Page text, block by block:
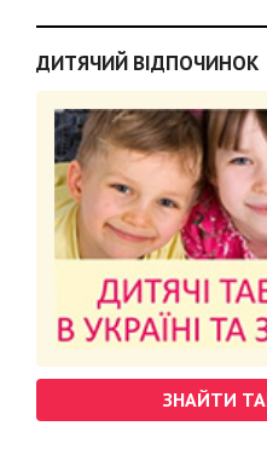
ДИТЯЧИЙ ВІДПОЧИНОК
ЗНАЙТИ